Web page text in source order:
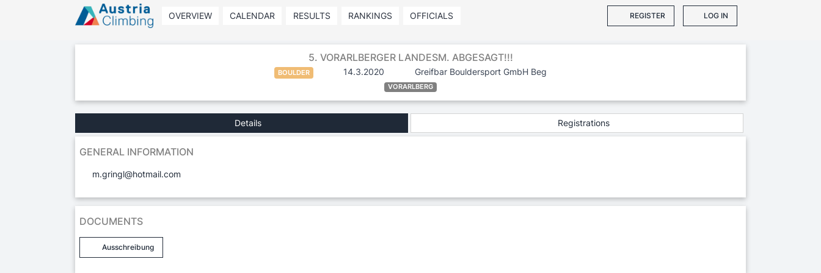
OVERVIEW CALENDAR RESULTS RANKINGS OFFICIALS REGISTER LOG IN
5. VORARLBERGER LANDESM. ABGESAGT!!!
BOULDER 14.3.2020 Greifbar Bouldersport GmbH Beg
VORARLBERG
Details Registrations
GENERAL INFORMATION
m.gringl@hotmail.com
DOCUMENTS
Ausschreibung